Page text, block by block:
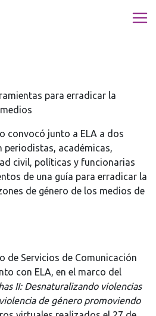
para erradicar la
convocó junto a ELA a dos
periodistas, académicas,
civil, políticas y funcionarias
de una guía para erradicar la
de género de los medios de
de Servicios de Comunicación
con ELA, en el marco del
II: Desnaturalizando violencias
de género promoviendo